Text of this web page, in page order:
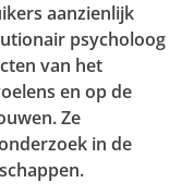
aanzienlijk
psycholoog
van het
en op de
Ze
in de